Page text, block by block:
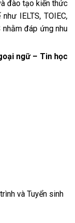
đào tạo kiến thức
IELTS, TOIEC,
nhằm đáp ứng nhu
ngữ – Tin học
và Tuyển sinh